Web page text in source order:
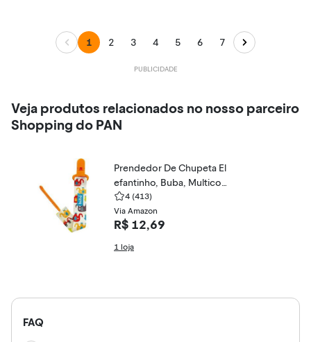
1 2 3 4 5 6 7
Veja produtos relacionados no nosso parceiro
Shopping do PAN
Prendedor De Chupeta El
efantinho, Buba, Multicol
or4 (413)
Via Amazon
R$ 12,69
1 loja
FAQ